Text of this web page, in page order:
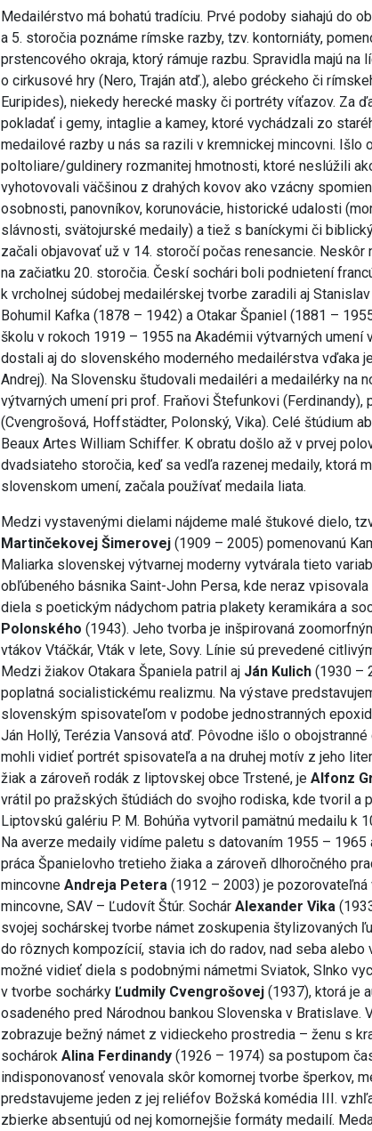
Medailérstvo má bohatú tradíciu. Prvé podoby siahajú do
a 5. storočia poznáme rímske razby, tzv. kontorniáty,
prstencového okraja, ktorý rámuje razbu. Spravidla majú na
o cirkusové hry (Nero, Traján atď.), alebo gréckeho či
Euripides), niekedy herecké masky či portréty víťazov. Za
pokladať i gemy, intaglie a kamey, ktoré vychádzali zo
medailové razby u nás sa razili v kremnickej mincovni. Išlo
poltoliare/guldinery rozmanitej hmotnosti, ktoré neslúžili
vyhotovovali väčšinou z drahých kovov ako vzácny
osobnosti, panovníkov, korunovácie, historické udalosti
slávnosti, svätojurské medaily) a tiež s baníckymi či
začali objavovať už v 14. storočí počas renesancie.
na začiatku 20. storočia. Českí sochári boli podnietení
k vrcholnej súdobej medailérskej tvorbe zaradili aj
Bohumil Kafka (1878 – 1942) a Otakar Španiel (1881 –
školu v rokoch 1919 – 1955 na Akadémii výtvarných umení
dostali aj do slovenského moderného medailérstva vďaka
Andrej). Na Slovensku študovali medailéri a medailérky na
výtvarných umení pri prof. Fraňovi Štefunkovi
(Cvengrošová, Hoffstädter, Polonský, Vika). Celé štúdium
Beaux Artes William Schiffer. K obratu došlo až v prvej
dvadsiateho storočia, keď sa vedľa razenej medaily, ktorá
slovenskom umení, začala používať medaila liata.
Medzi vystavenými dielami nájdeme malé štukové dielo,
Martinčekovej Šimerovej (1909 – 2005) pomenovanú
Maliarka slovenskej výtvarnej moderny vytvárala tieto
obľúbeného básnika Saint-John Persa, kde neraz
diela s poetickým nádychom patria plakety keramikára a
Polonského (1943). Jeho tvorba je inšpirovaná
vtákov Vtáčkár, Vták v lete, Sovy. Línie sú prevedené
Medzi žiakov Otakara Španiela patril aj Ján Kulich (1930 –
poplatná socialistickému realizmu. Na výstave
slovenským spisovateľom v podobe jednostranných
Ján Hollý, Terézia Vansová atď. Pôvodne išlo o
mohli vidieť portrét spisovateľa a na druhej motív z jeho
žiak a zároveň rodák z liptovskej obce Trstené, jeAlfonz
vrátil po pražských štúdiách do svojho rodiska, kde tvoril a
Liptovskú galériu P. M. Bohúňa vytvoril pamätnú medailu k
Na averze medaily vidíme paletu s datovaním 1955 –
práca Španielovho tretieho žiaka a zároveň dlhoročného
mincovneAndreja Petera (1912 – 2003) je
mincovne, SAV – Ľudovít Štúr. SochárAlexander Vika
svojej sochárskej tvorbe námet zoskupenia štylizovaných
do rôznych kompozícií, stavia ich do radov, nad seba alebo
možné vidieť diela s podobnými námetmi Sviatok, Slnko
v tvorbe sochárky Ľudmily Cvengrošovej (1937), ktorá je
osadeného pred Národnou bankou Slovenska v Bratislave.
zobrazuje bežný námet z vidieckeho prostredia – ženu s
sochárok Alina Ferdinandy (1926 – 1974) sa postupom
indisponovanosť venovala skôr komornej tvorbe šperkov,
predstavujeme jeden z jej reliéfov Božská komédia III.
zbierke absentujú od nej komornejšie formáty medailí.